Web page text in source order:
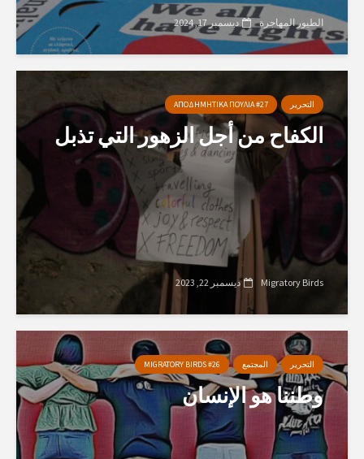
الطيور المهاجرة ديسمبر 17, 2024
التحرير ΑΠΟΔΗΜΗΤΙΚΑ ΠΟΥΛΙΑ #27
الكفاح من أجل الزهور التي تذبل
Migratory Birds ديسمبر 22, 2023
التحرير المجتمع MIGRATORY BIRDS #26
وطننا هو الإنسان